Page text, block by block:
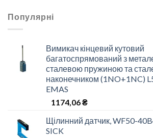
Популярні
Вимикач кінцевий кутовий
багатоспрямований з
сталевою пружиною та
наконечником (1NO+1NC)
EMAS
1174,06₴
Щілинний датчик, WF50-
SICK